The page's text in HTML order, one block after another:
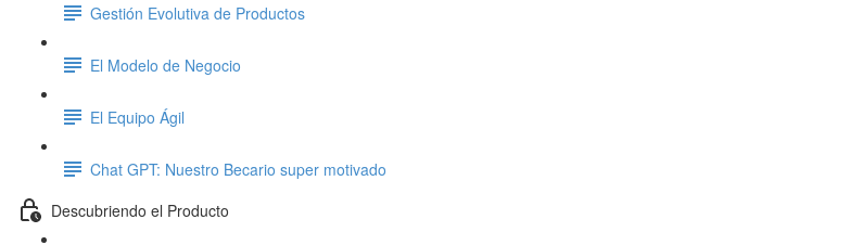
Gestión Evolutiva de Productos
El Modelo de Negocio
El Equipo Ágil
Chat GPT: Nuestro Becario super motivado
Descubriendo el Producto